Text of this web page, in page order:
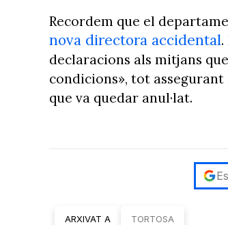
Recordem que el
nova directora accidental
declaracions als mitjans
condicions», tot
que va quedar anul·lat.
ARXIVAT A TORTOSA